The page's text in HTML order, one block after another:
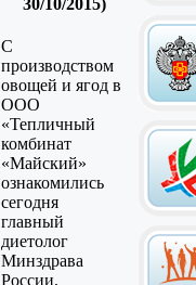
С
производством
овощей и ягод в
ООО
«Тепличный
комбинат
«Майский»
ознакомились
сегодня
главный
диетолог
Минздрава
России,